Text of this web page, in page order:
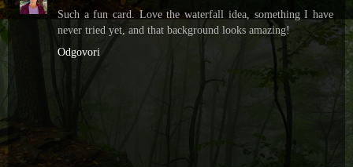
Such a fun card. Love the waterfall idea, something I have
never tried yet, and that background looks amazing!
Odgovori